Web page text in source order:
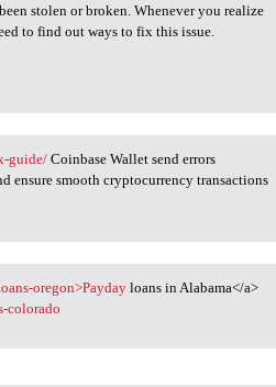
stolen or broken. Whenever you realize
to find out ways to fix this issue.
guide/ Coinbase Wallet send errors
ensure smooth cryptocurrency transactions
oregon>Payday loans in Alabama</a>
colorado